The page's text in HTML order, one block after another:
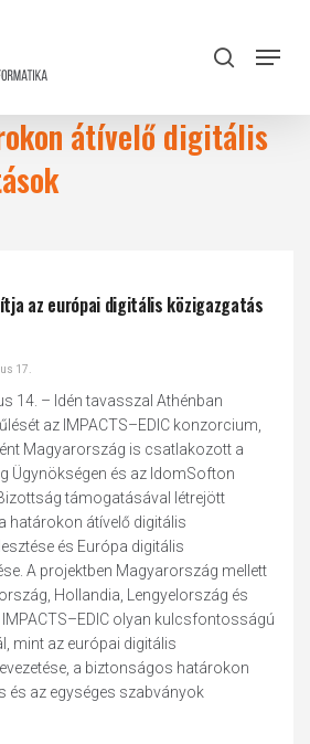
search
Menu
átívelő digitális
az európai digitális közigazgatás
17.
14. – Idén tavasszal Athénban
az IMPACTS–EDIC konzorcium,
Magyarország is csatlakozott a
Ügynökségen és az IdomSofton
támogatásával létrejött
határokon átívelő digitális
és Európa digitális
A projektben Magyarország mellett
Hollandia, Lengyelország és
olyan kulcsfontosságú
mint az európai digitális
a biztonságos határokon
és az egységes szabványok
Close